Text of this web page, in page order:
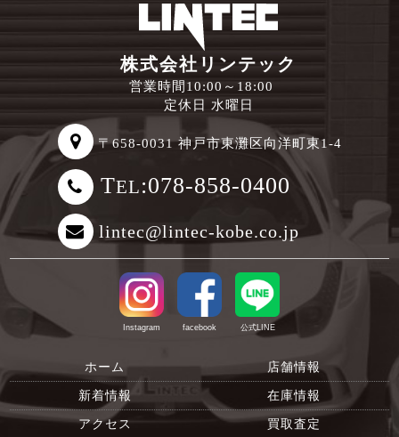
株式会社リンテック
営業時間10:00～18:00
定休日 水曜日
〒658-0031 神戸市東灘区向洋町東1-4
TEL:078-858-0400
lintec@lintec-kobe.co.jp
Instagram facebook 公式LINE
ホーム 店舗情報
新着情報 在庫情報
アクセス 買取査定